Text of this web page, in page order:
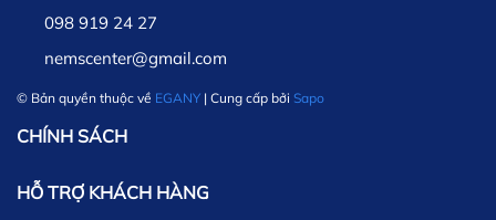
098 919 24 27
nemscenter@gmail.com
© Bản quyền thuộc về EGANY | Cung cấp bởi Sapo
CHÍNH SÁCH
HỖ TRỢ KHÁCH HÀNG